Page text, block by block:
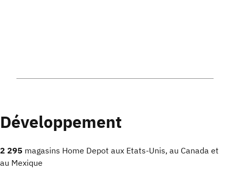
Développement
2 295 magasins Home Depot aux Etats-Unis, au Canada et
au Mexique